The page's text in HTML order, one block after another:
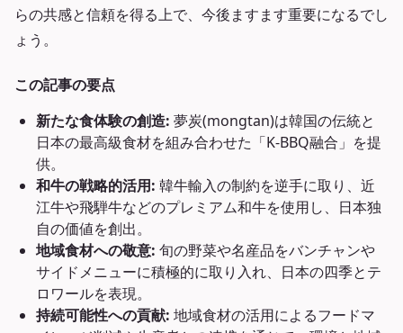
らの共感と信頼を得る上で、今後ますます重要になるでし
ょう。
この記事の要点
新たな食体験の創造: 夢炭(mongtan)は韓国の伝統と
日本の最高級食材を組み合わせた「K-BBQ融合」を提
供。
和牛の戦略的活用: 韓牛輸入の制約を逆手に取り、近
江牛や飛騨牛などのプレミアム和牛を使用し、日本独
自の価値を創出。
地域食材への敬意: 旬の野菜や名産品をバンチャンや
サイドメニューに積極的に取り入れ、日本の四季とテ
ロワールを表現。
持続可能性への貢献: 地域食材の活用によるフードマ